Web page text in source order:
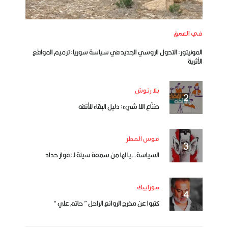
في العمق
المونيتور: التحول الروسي الجديد في سياسة سوريا: ترميم المواقع
الأثرية
بلا رتوش
صُنّاع اللا شيء: دليل البقاء للأتفه
قوس المطر
السياسة… يا لها من سمعة سيئة لـ: فواز حداد
موزاييك
كتبوا عن مخرج الروائع الراحل ” حاتم علي “